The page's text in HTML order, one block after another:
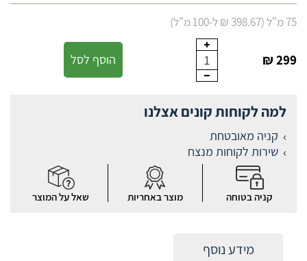
75 מ"ל (398.67 ₪ ל-100 מ"ל)
299 ₪
1 הוסף לסל
למה לקוחות קונים אצלנו
קניה מאובטחת
שירות לקוחות מנצח
קניה בטוחה מוצר באחריות שאל על המוצר
מידע נוסף